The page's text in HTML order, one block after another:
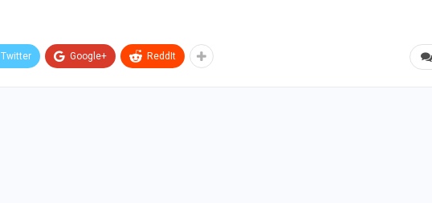
Twitter Google+ ReddIt